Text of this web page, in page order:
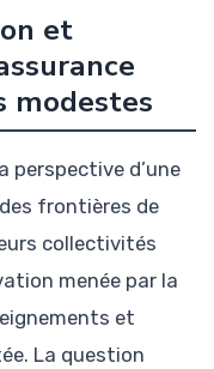
et
modestes
perspective d’une
frontières de
collectivités
menée par la
et
La question